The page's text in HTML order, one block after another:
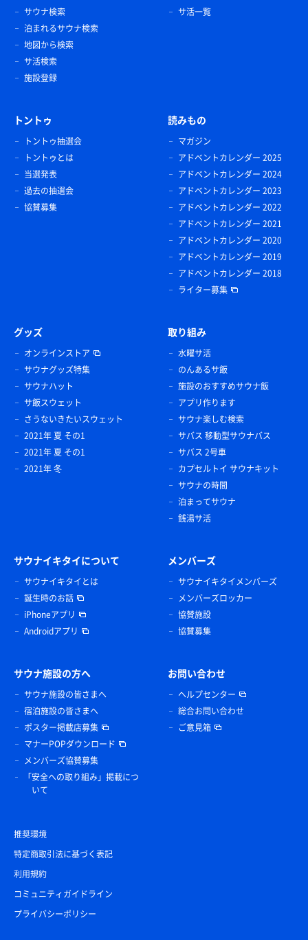
サウナ検索
泊まれるサウナ検索
地図から検索
サ活検索
施設登録
サ活一覧
トントゥ
トントゥ抽選会
トントゥとは
当選発表
過去の抽選会
協賛募集
読みもの
マガジン
アドベントカレンダー 2025
アドベントカレンダー 2024
アドベントカレンダー 2023
アドベントカレンダー 2022
アドベントカレンダー 2021
アドベントカレンダー 2020
アドベントカレンダー 2019
アドベントカレンダー 2018
ライター募集
グッズ
オンラインストア
サウナグッズ特集
サウナハット
サ飯スウェット
さうないきたいスウェット
2021年 夏 その1
2021年 夏 その1
2021年 冬
取り組み
水曜サ活
のんあるサ飯
施設のおすすめサウナ飯
アプリ作ります
サウナ楽しむ検索
サバス 移動型サウナバス
サバス 2号車
カプセルトイ サウナキット
サウナの時間
泊まってサウナ
銭湯サ活
サウナイキタイについて
サウナイキタイとは
誕生時のお話
iPhoneアプリ
Androidアプリ
メンバーズ
サウナイキタイメンバーズ
メンバーズロッカー
協賛施設
協賛募集
サウナ施設の方へ
サウナ施設の皆さまへ
宿泊施設の皆さまへ
ポスター掲載店募集
マナーPOPダウンロード
メンバーズ協賛募集
「安全への取り組み」掲載につ
いて
お問い合わせ
ヘルプセンター
総合お問い合わせ
ご意見箱
推奨環境
特定商取引法に基づく表記
利用規約
コミュニティガイドライン
プライバシーポリシー